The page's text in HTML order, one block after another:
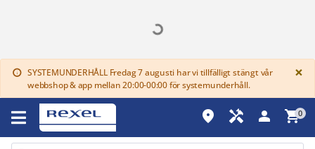
info SYSTEMUNDERHÅLL Fredag 7 augusti har vi tillfälligt stängt vår
webbshop & app mellan 20:00-00:00 för systemunderhåll.
×
place handyman person shopping_cart0